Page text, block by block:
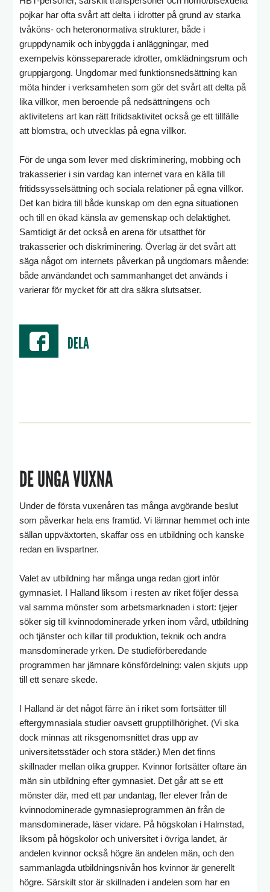
pojkar har ofta svårt att delta i idrotter på grund av starka
tvåköns- och heteronormativa strukturer, både i
gruppdynamik och inbyggda i anläggningar, med
exempelvis könsseparerade idrotter, omklädningsrum och
gruppjargong. Ungdomar med funktionsnedsättning kan
möta hinder i verksamheten som gör det svårt att delta på
lika villkor, men beroende på nedsättningens och
aktivitetens art kan rätt fritidsaktivitet också ge ett tillfälle
att blomstra, och utvecklas på egna villkor.
För de unga som lever med diskriminering, mobbing och
trakasserier i sin vardag kan internet vara en källa till
fritidssysselsättning och sociala relationer på egna villkor.
Det kan bidra till både kunskap om den egna situationen
och till en ökad känsla av gemenskap och delaktighet.
Samtidigt är det också en arena för utsatthet för
trakasserier och diskriminering. Överlag är det svårt att
säga något om internets påverkan på ungdomars mående:
både användandet och sammanhanget det används i
varierar för mycket för att dra säkra slutsatser.
DELA
DE UNGA VUXNA
Under de första vuxenåren tas många avgörande beslut
som påverkar hela ens framtid. Vi lämnar hemmet och inte
sällan uppväxtorten, skaffar oss en utbildning och kanske
redan en livspartner.
Valet av utbildning har många unga redan gjort inför
gymnasiet. I Halland liksom i resten av riket följer dessa
val samma mönster som arbetsmarknaden i stort: tjejer
söker sig till kvinnodominerade yrken inom vård, utbildning
och tjänster och killar till produktion, teknik och andra
mansdominerade yrken. De studieförberedande
programmen har jämnare könsfördelning: valen skjuts upp
till ett senare skede.
I Halland är det något färre än i riket som fortsätter till
eftergymnasiala studier oavsett grupptillhörighet. (Vi ska
dock minnas att riksgenomsnittet dras upp av
universitetsstäder och stora städer.) Men det finns
skillnader mellan olika grupper. Kvinnor fortsätter oftare än
män sin utbildning efter gymnasiet. Det går att se ett
mönster där, med ett par undantag, fler elever från de
kvinnodominerade gymnasieprogrammen än från de
mansdominerade, läser vidare. På högskolan i Halmstad,
liksom på högskolor och universitet i övriga landet, är
andelen kvinnor också högre än andelen män, och den
sammanlagda utbildningsnivån hos kvinnor är generellt
högre. Särskilt stor är skillnaden i andelen som har en